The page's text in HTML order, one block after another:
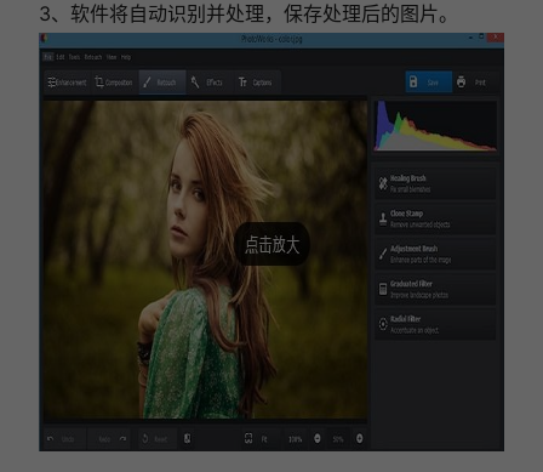
3、软件将自动识别并处理，保存处理后的图片。